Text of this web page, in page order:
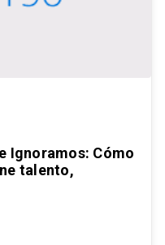
Ignoramos: Cómo
talento,